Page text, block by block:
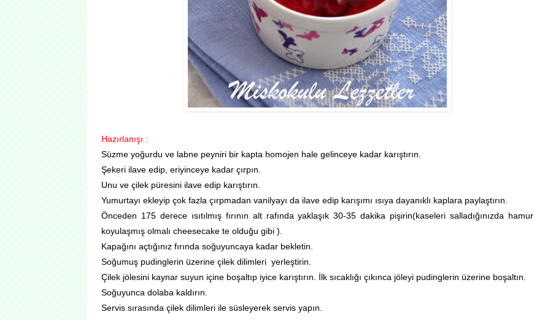
Hazırlanışı :
Süzme yoğurdu ve labne peyniri bir kapta homojen hale gelinceye kadar karıştırın.
Şekeri ilave edip, eriyinceye kadar çırpın.
Unu ve çilek püresini ilave edip karıştırın.
Yumurtayı ekleyip çok fazla çırpmadan vanilyayı da ilave edip karışımı ısıya dayanıklı kaplara paylaştırın.
Önceden 175 derece ısıtılmış fırının alt rafında yaklaşık 30-35 dakika pişirin(kaseleri salladığınızda hamur
koyulaşmış olmalı cheesecake te olduğu gibi ).
Kapağını açtığınız fırında soğuyuncaya kadar bekletin.
Soğumuş pudinglerin üzerine çilek dilimleri yerleştirin.
Çilek jölesini kaynar suyun içine boşaltıp iyice karıştırın. İlk sıcaklığı çıkınca jöleyi pudinglerin üzerine boşaltın.
Soğuyunca dolaba kaldırın.
Servis sırasında çilek dilimleri ile süsleyerek servis yapın.